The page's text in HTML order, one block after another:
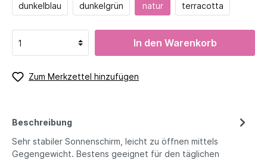
dunkelblau dunkelgrün natur terracotta
In den Warenkorb
Zum Merkzettel hinzufügen
Beschreibung
Sehr stabiler Sonnenschirm, leicht zu öffnen mittels
Gegengewicht. Bestens geeignet für den täglichen